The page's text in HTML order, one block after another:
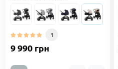
1
9 990 грн